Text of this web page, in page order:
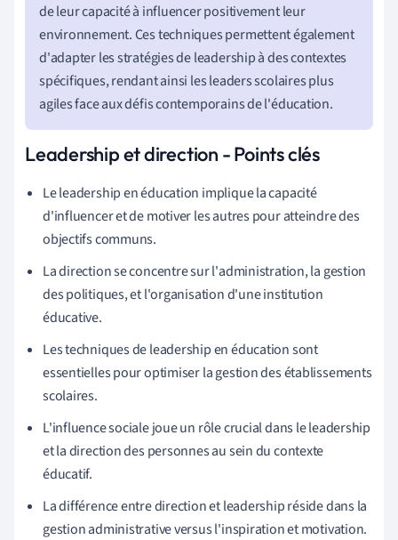
de leur capacité à influencer positivement leur
environnement. Ces techniques permettent également
d'adapter les stratégies de leadership à des contextes
spécifiques, rendant ainsi les leaders scolaires plus
agiles face aux défis contemporains de l'éducation.
Leadership et direction - Points clés
Le leadership en éducation implique la capacité
d'influencer et de motiver les autres pour atteindre des
objectifs communs.
La direction se concentre sur l'administration, la gestion
des politiques, et l'organisation d'une institution
éducative.
Les techniques de leadership en éducation sont
essentielles pour optimiser la gestion des établissements
scolaires.
L'influence sociale joue un rôle crucial dans le leadership
et la direction des personnes au sein du contexte
éducatif.
La différence entre direction et leadership réside dans la
gestion administrative versus l'inspiration et motivation.